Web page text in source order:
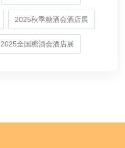
2025秋季糖酒会酒店展
2025全国糖酒会酒店展